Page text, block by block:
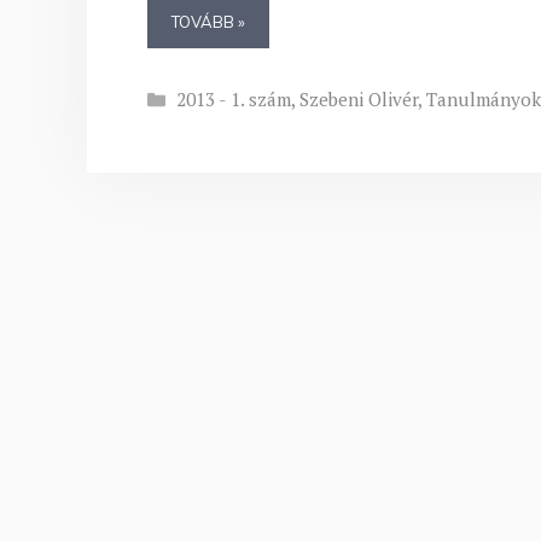
TOVÁBB »
Kategória
2013 - 1. szám,Szebeni Olivér,Tanulmányok